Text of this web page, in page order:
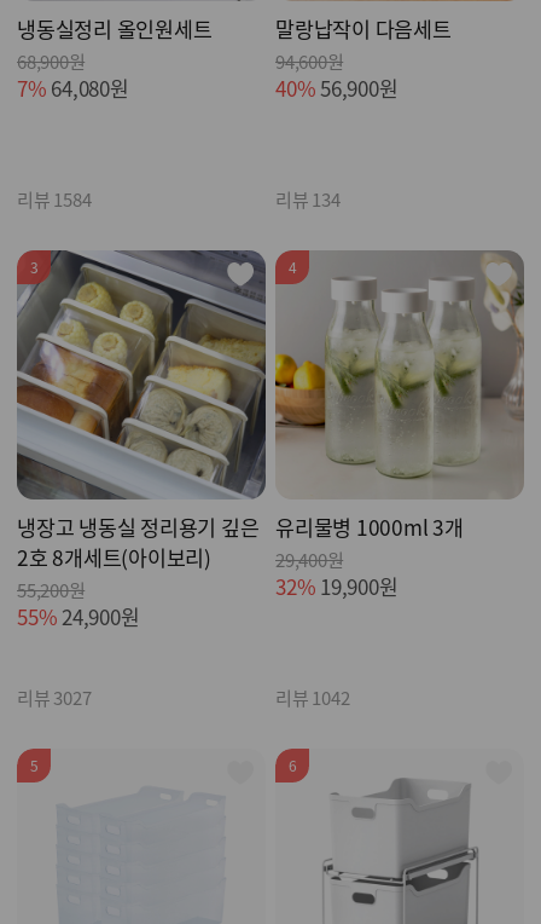
냉동실정리 올인원세트
68,900원
7% 64,080원
리뷰 1584
말랑납작이 다음세트
94,600원
40%56,900원
리뷰 134
3
냉장고 냉동실 정리용기 깊은
2호 8개세트(아이보리)
55,200원
55%24,900원
리뷰 3027
4
유리물병 1000ml 3개
29,400원
32% 19,900원
리뷰 1042
5 6